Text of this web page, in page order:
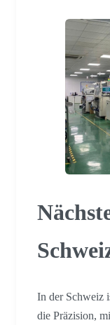
In der Schweiz
die Präzision,